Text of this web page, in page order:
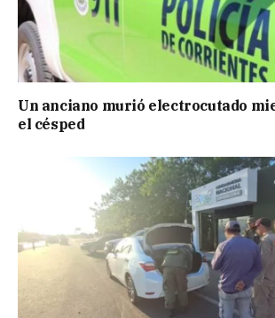
Un anciano murió electrocutado
el césped